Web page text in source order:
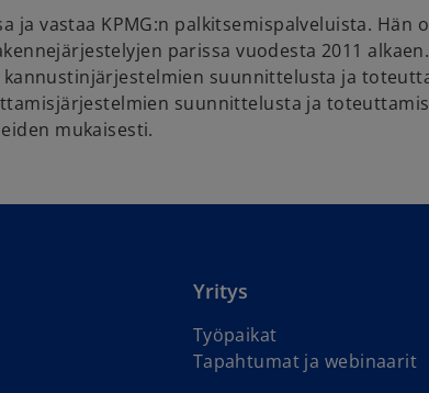
ja vastaa KPMG:n palkitsemispalveluista. Hän
parissa vuodesta 2011
suunnittelusta ja
suunnittelusta ja
mukaisesti.
Yritys
Työpaikat
Tapahtumat ja webinaarit